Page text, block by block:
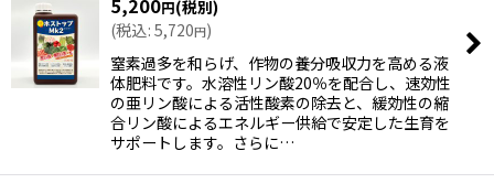
5,200円(税別)
(税込: 5,720円)
窒素過多を和らげ、作物の養分吸収力を高める液
体肥料です。水溶性リン酸20％を配合し、速効性
の亜リン酸による活性酸素の除去と、緩効性の縮
合リン酸によるエネルギー供給で安定した生育を
サポートします。さらに…